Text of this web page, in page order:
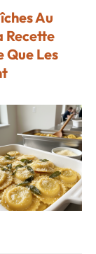
Au
Recette
Que Les